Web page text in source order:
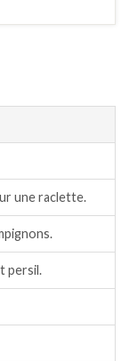
une raclette.
persil.